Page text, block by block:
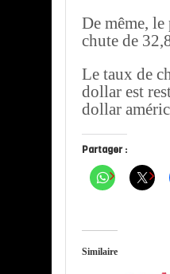
De même,
chute de
Le taux de
dollar est
dollar
Partager :
Similaire